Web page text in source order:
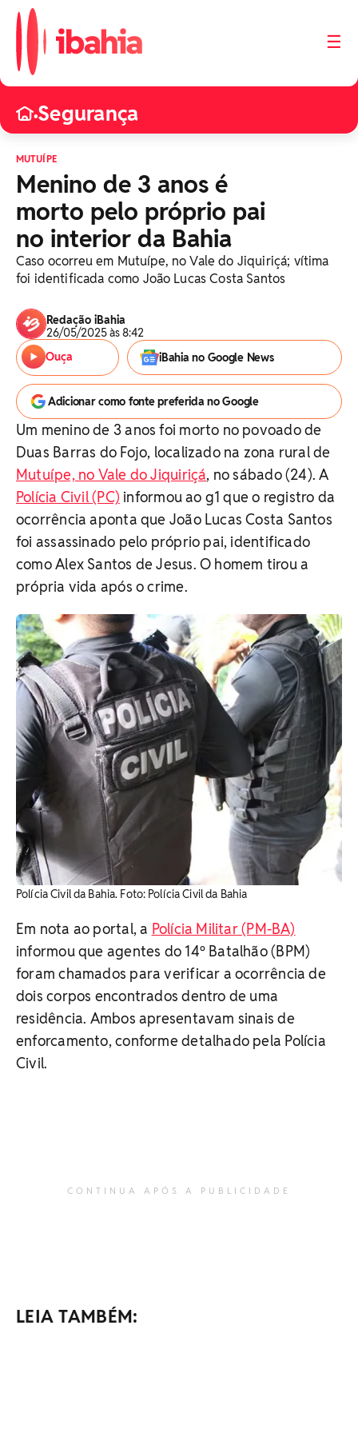
☰
•Segurança
MUTUÍPE
Menino de 3 anos é
morto pelo próprio pai
no interior da Bahia
Caso ocorreu em Mutuípe, no Vale do Jiquiriçá; vítima
foi identificada como João Lucas Costa Santos
Redação iBahia
26/05/2025 às 8:42
Ouça
iBahia no Google News
Adicionar como fonte preferida no Google
Um menino de 3 anos foi morto no povoado de
Duas Barras do Fojo, localizado na zona rural de
Mutuípe, no Vale do Jiquiriçá, no sábado (24). A
Polícia Civil (PC) informou ao g1 que o registro da
ocorrência aponta que João Lucas Costa Santos
foi assassinado pelo próprio pai, identificado
como Alex Santos de Jesus. O homem tirou a
própria vida após o crime.
Polícia Civil da Bahia. Foto: Polícia Civil da Bahia
Em nota ao portal, a Polícia Militar (PM-BA)
informou que agentes do 14º Batalhão (BPM)
foram chamados para verificar a ocorrência de
dois corpos encontrados dentro de uma
residência. Ambos apresentavam sinais de
enforcamento, conforme detalhado pela Polícia
Civil.
CONTINUA APÓS A PUBLICIDADE
LEIA TAMBÉM: